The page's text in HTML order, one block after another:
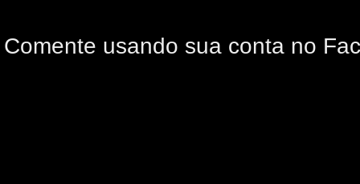
Comente usando sua conta no